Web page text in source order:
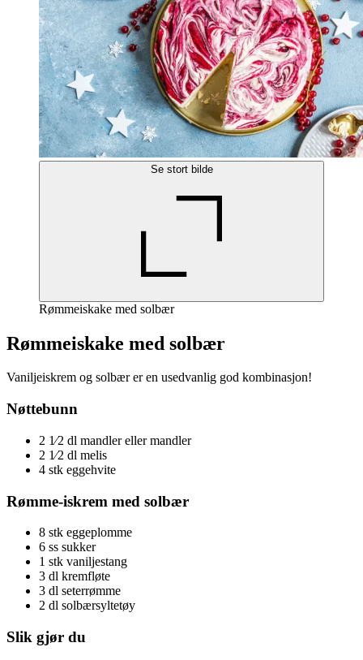
Se stort bilde
Rømmeiskake med solbær
Rømmeiskake med solbær
Vaniljeiskrem og solbær er en usedvanlig god kombinasjon!
Nøttebunn
2 1⁄2 dl mandler eller mandler
2 1⁄2 dl melis
4 stk eggehvite
Rømme-iskrem med solbær
8 stk eggeplomme
6 ss sukker
1 stk vaniljestang
3 dl kremfløte
3 dl seterrømme
2 dl solbærsyltetøy
Slik gjør du